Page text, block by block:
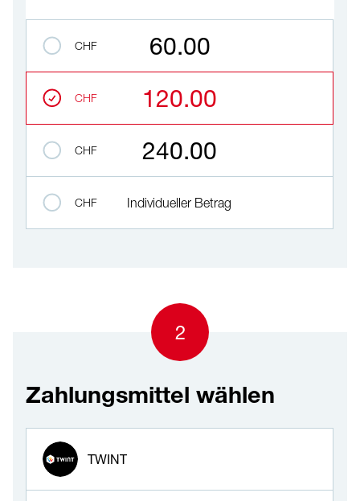
CHF 60.00
CHF 120.00
CHF 240.00
CHF Individueller Betrag
2
Zahlungsmittel wählen
TWINT